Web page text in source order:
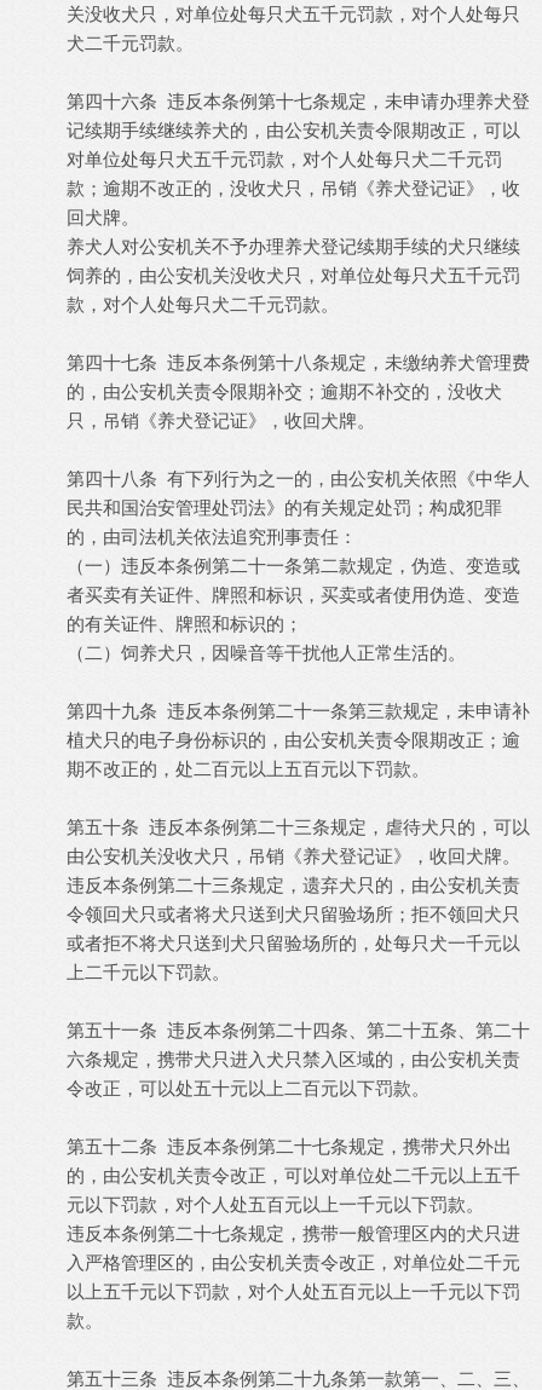
关没收犬只，对单位处每只犬五千元罚款，对个人处每只
犬二千元罚款。
第四十六条 违反本条例第十七条规定，未申请办理养犬登
记续期手续继续养犬的，由公安机关责令限期改正，可以
对单位处每只犬五千元罚款，对个人处每只犬二千元罚
款；逾期不改正的，没收犬只，吊销《养犬登记证》，收
回犬牌。
养犬人对公安机关不予办理养犬登记续期手续的犬只继续
饲养的，由公安机关没收犬只，对单位处每只犬五千元罚
款，对个人处每只犬二千元罚款。
第四十七条 违反本条例第十八条规定，未缴纳养犬管理费
的，由公安机关责令限期补交；逾期不补交的，没收犬
只，吊销《养犬登记证》，收回犬牌。
第四十八条 有下列行为之一的，由公安机关依照《中华人
民共和国治安管理处罚法》的有关规定处罚；构成犯罪
的，由司法机关依法追究刑事责任：
（一）违反本条例第二十一条第二款规定，伪造、变造或
者买卖有关证件、牌照和标识，买卖或者使用伪造、变造
的有关证件、牌照和标识的；
（二）饲养犬只，因噪音等干扰他人正常生活的。
第四十九条 违反本条例第二十一条第三款规定，未申请补
植犬只的电子身份标识的，由公安机关责令限期改正；逾
期不改正的，处二百元以上五百元以下罚款。
第五十条 违反本条例第二十三条规定，虐待犬只的，可以
由公安机关没收犬只，吊销《养犬登记证》，收回犬牌。
违反本条例第二十三条规定，遗弃犬只的，由公安机关责
令领回犬只或者将犬只送到犬只留验场所；拒不领回犬只
或者拒不将犬只送到犬只留验场所的，处每只犬一千元以
上二千元以下罚款。
第五十一条 违反本条例第二十四条、第二十五条、第二十
六条规定，携带犬只进入犬只禁入区域的，由公安机关责
令改正，可以处五十元以上二百元以下罚款。
第五十二条 违反本条例第二十七条规定，携带犬只外出
的，由公安机关责令改正，可以对单位处二千元以上五千
元以下罚款，对个人处五百元以上一千元以下罚款。
违反本条例第二十七条规定，携带一般管理区内的犬只进
入严格管理区的，由公安机关责令改正，对单位处二千元
以上五千元以下罚款，对个人处五百元以上一千元以下罚
款。
第五十三条 违反本条例第二十九条第一款第一、二、三、